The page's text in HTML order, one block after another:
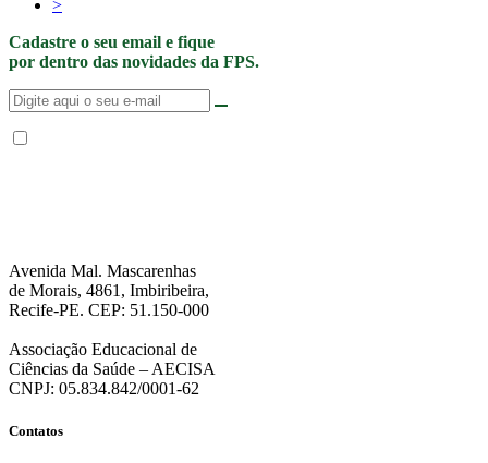
>
Cadastre o seu email e fique
por dentro das novidades da FPS.
Avenida Mal. Mascarenhas
de Morais, 4861, Imbiribeira,
Recife-PE. CEP: 51.150-000
Associação Educacional de
Ciências da Saúde – AECISA
CNPJ: 05.834.842/0001-62
Contatos